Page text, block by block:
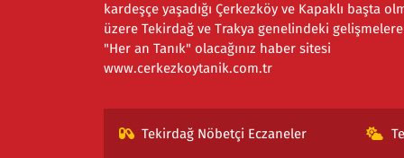
kardeşçe yaşadığı Çerkezköy ve Kapaklı başta
üzere Tekirdağ ve Trakya genelindeki gelişmelere
"Her an Tanık" olacağınız haber sitesi
www.cerkezkoytanik.com.tr
Tekirdağ Nöbetçi Eczaneler